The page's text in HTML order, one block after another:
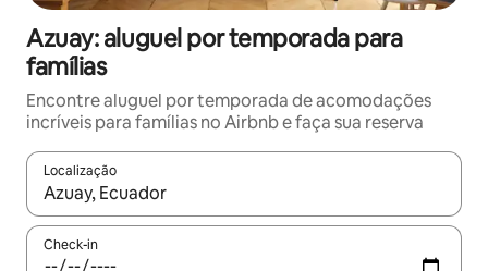
Azuay: aluguel por temporada para
famílias
Encontre aluguel por temporada de acomodações
incríveis para famílias no Airbnb e faça sua reserva
Localização
Quando os resultados estiverem disponíveis, explore-os
Check-in